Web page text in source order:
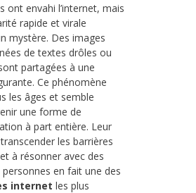
ont envahi l’internet, mais
rapide et virale
mystère. Des images
de textes drôles ou
partagées à une
Ce phénomène
les âges et semble
une forme de
à part entière. Leur
les barrières
à résonner avec des
en fait une des
internet les plus